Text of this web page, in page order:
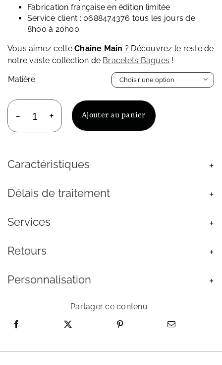
Fabrication française en édition limitée
Service client : 0688474376 tous les jours de
8h00 à 20h00
Vous aimez cetteChaîne Main ? Découvrez le reste de
notre vaste collection de Bracelets Bagues !
Matière

quantité
de
Gitan
Lapis
Bleu
Ajouter au panier
Caractéristiques
Délais de traitement
Services
Retours
Personnalisation
Partager ce contenu